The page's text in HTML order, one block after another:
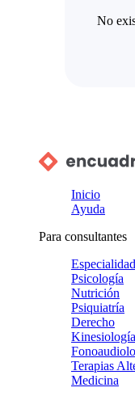
No
Inicio
Ayuda
Para consultantes
Psicología
Nutrición
Psiquiatría
Derecho
Kinesiología
Terapias
Medicina